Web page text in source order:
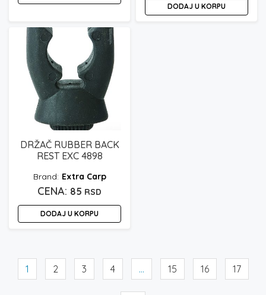
DODAJ U KORPU
DRŽAČ RUBBER BACK
REST EXC 4898
Extra Carp
85 RSD
DODAJ U KORPU
1 2 3 4 … 15 16 17